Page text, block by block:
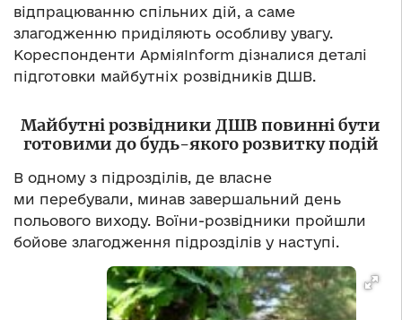
відпрацюванню спільних дій, а саме
злагодженню приділяють особливу увагу.
Кореспонденти АрміяInform дізналися деталі
підготовки майбутніх розвідників ДШВ.
Майбутні розвідники ДШВ повинні бути
готовими до будь-якого розвитку подій
В одному з підрозділів, де власне
ми перебували, минав завершальний день
польового виходу. Воїни-розвідники пройшли
бойове злагодження підрозділів у наступі.